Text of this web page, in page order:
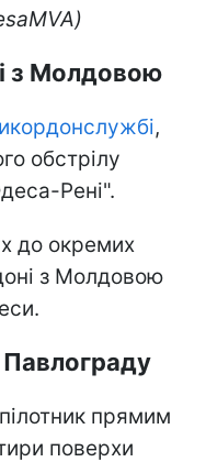
з Молдовою
,
обстрілу
Рені".
до окремих
з Молдовою
прямим
поверхи